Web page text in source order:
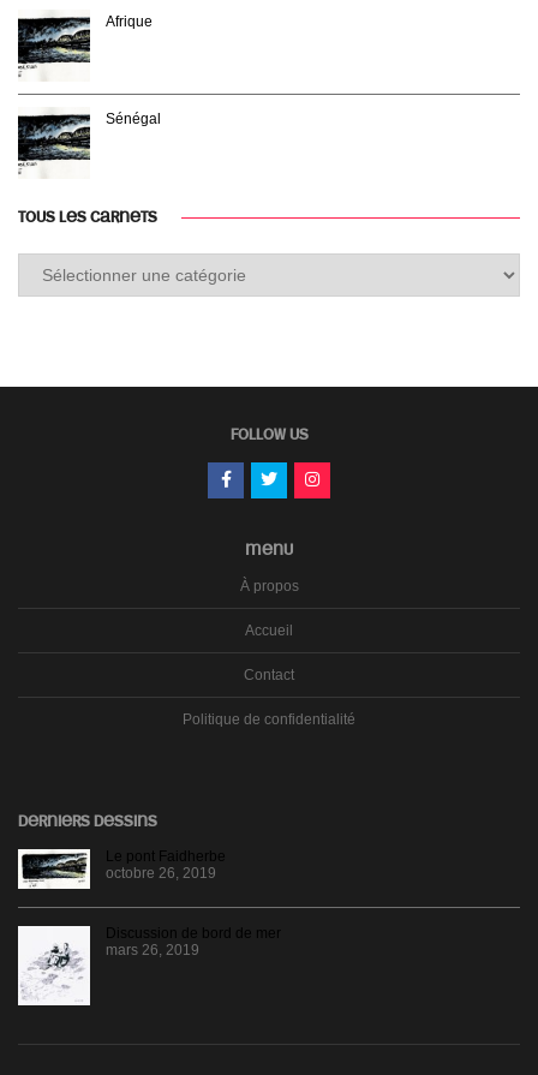
Afrique
Sénégal
TOUS LES CARNETS
FOLLOW US
MENU
À propos
Accueil
Contact
Politique de confidentialité
DERNIERS DESSINS
Le pont Faidherbe
octobre 26, 2019
Discussion de bord de mer
mars 26, 2019